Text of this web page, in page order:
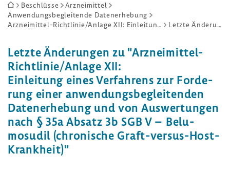
Sie
sind
Beschlüsse
Arzneimittel
Anwendungsbegleitende Datenerhebung
Arzneimittel-Richtlinie/Anlage XII: Einleitung eines Verfahrens zur Forderung einer anwendungsbegleitenden Datenerhebung und von Auswertungen nach § 35a Absatz 3b SGB V – Belumosudil (chronische Graft-versus-Host-Krankheit)
Letzte Änderungen
Letzte Ände­rungen zu "Arzneimittel-​
Richtlinie/Anlage XII:
Einlei­tung eines Verfah­rens zur Forde­
rung einer anwen­dungs­be­glei­tenden
Daten­er­he­bung und von Auswer­tungen
nach § 35a Absatz 3b SGB V – Belu­
mosudil (chro­ni­sche Graft-​versus-Host-
Krankheit)"